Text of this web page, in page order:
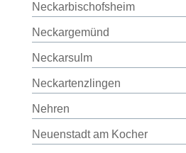
Neckarbischofsheim
Neckargemünd
Neckarsulm
Neckartenzlingen
Nehren
Neuenstadt am Kocher